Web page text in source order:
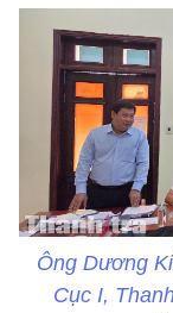
Ông Dương
Cục I,